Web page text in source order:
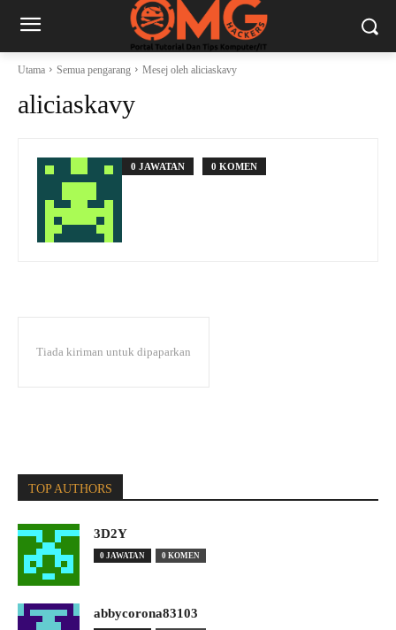
Utama Semua pengarang Mesej oleh aliciaskavy
aliciaskavy
0 JAWATAN 0 KOMEN
Tiada kiriman untuk dipaparkan
TOP AUTHORS
3D2Y
0 JAWATAN 0 KOMEN
abbycorona83103